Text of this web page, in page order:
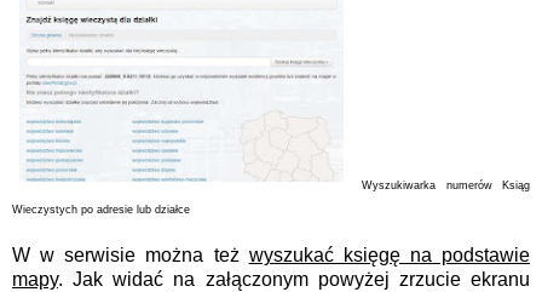
Wyszukiwarka numerów Ksiąg
Wieczystych po adresie lub działce
W w serwisie można też wyszukać księgę na podstawie
mapy. Jak widać na załączonym powyżej zrzucie ekranu